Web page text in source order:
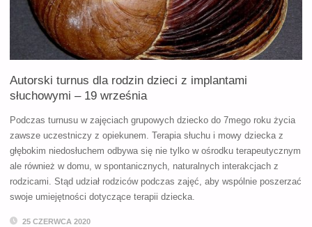
IMPLANTAMI
SŁUCHOWYMI
–
Autorski turnus dla rodzin dzieci z implantami
słuchowymi – 19 września
Podczas turnusu w zajęciach grupowych dziecko do 7mego roku życia
zawsze uczestniczy z opiekunem. Terapia słuchu i mowy dziecka z
głębokim niedosłuchem odbywa się nie tylko w ośrodku terapeutycznym
ale również w domu, w spontanicznych, naturalnych interakcjach z
rodzicami. Stąd udział rodziców podczas zajęć, aby wspólnie poszerzać
swoje umiejętności dotyczące terapii dziecka.
25 CZERWCA 2020